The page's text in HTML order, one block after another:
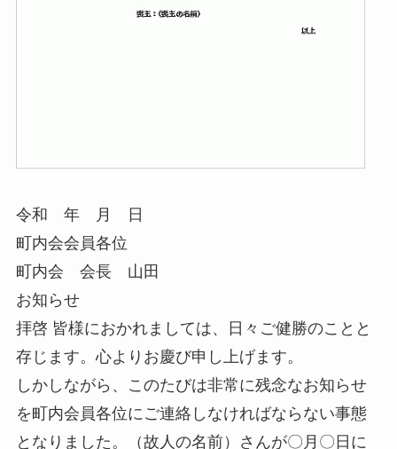
令和 年 月 日
町内会会員各位
町内会 会長 山田
お知らせ
拝啓 皆様におかれましては、日々ご健勝のことと
存じます。心よりお慶び申し上げます。
しかしながら、このたびは非常に残念なお知らせ
を町内会員各位にご連絡しなければならない事態
となりました。（故人の名前）さんが〇月〇日に